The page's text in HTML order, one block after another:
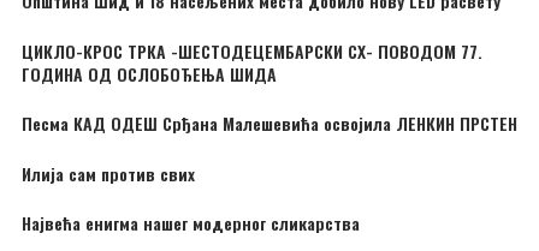
ЦИКЛО-КРОС ТРКА -ШЕСТОДЕЦЕМБАРСКИ CX- ПОВОДОМ 77.
ГОДИНА ОД ОСЛОБОЂЕЊА ШИДА
Песма КАД ОДЕШ Срђана Малешевића освојила ЛЕНКИН ПРСТЕН
Илија сам против свих
Највећа енигма нашег модерног сликарства